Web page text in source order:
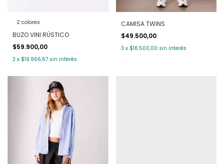
2 colores
BUZO VINI RÚSTICO
$59.900,00
3 x $19.966,67 sin interés
CAMISA TWINS
$49.500,00
3 x $16.500,00 sin interés